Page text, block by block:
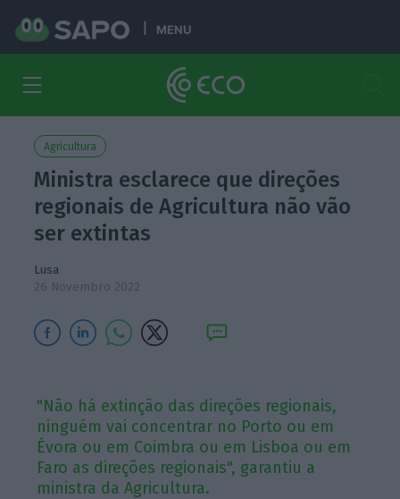
MENU
Agricultura
Ministra esclarece que direções
regionais de Agricultura não vão
ser extintas
Lusa
26 Novembro 2022
"Não há extinção das direções regionais,
ninguém vai concentrar no Porto ou em
Évora ou em Coimbra ou em Lisboa ou em
Faro as direções regionais", garantiu a
ministra da Agricultura.